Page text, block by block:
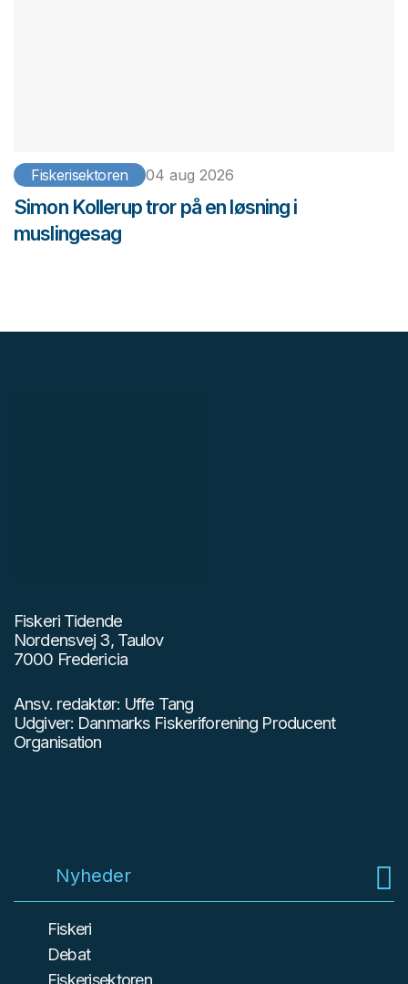
Fiskerisektoren 04 aug 2026
Simon Kollerup tror på en løsning i
muslingesag
Fiskeri Tidende
Nordensvej 3, Taulov
7000 Fredericia
Ansv. redaktør: Uffe Tang
Udgiver: Danmarks Fiskeriforening Producent
Organisation
Nyheder
Fiskeri
Debat
Fiskerisektoren